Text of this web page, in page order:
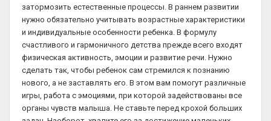
затормозить естественные процессы. В раннем развитии
нужно обязательно учитывать возрастные характеристики
и индивидуальные особенности ребенка. В формулу
счастливого и гармоничного детства прежде всего входят
физическая активность, эмоции и развитие речи. Нужно
сделать так, чтобы ребенок сам стремился к познанию
нового, а не заставлять его. В этом вам помогут различные
игры, работа с эмоциями, при которой задействованы все
органы чувств малыша. Не ставьте перед крохой больших